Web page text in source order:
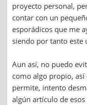
proyecto personal,
contar con un
esporádicos que me
siendo por tanto este
Aun así, no puedo
como algo propio,
permite, intento
algún artículo de